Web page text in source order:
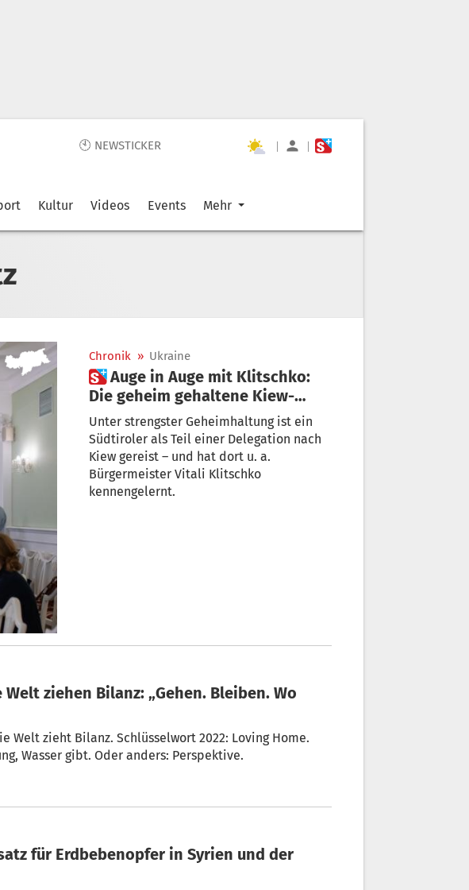
🕙 NEWSTICKER | |
Kultur Videos Events Mehr
Chronik » Ukraine
 Auge in Auge mit Klitschko:
Die geheim gehaltene Kiew-
Reise eines Südtirolers
Unter strengster Geheimhaltung ist ein
Südtiroler als Teil einer Delegation nach
Kiew gereist – und hat dort u. a.
Bürgermeister Vitali Klitschko
kennengelernt.
Welt zieht Bilanz. Schlüsselwort 2022: Loving Home.
Wasser gibt. Oder anders: Perspektive.